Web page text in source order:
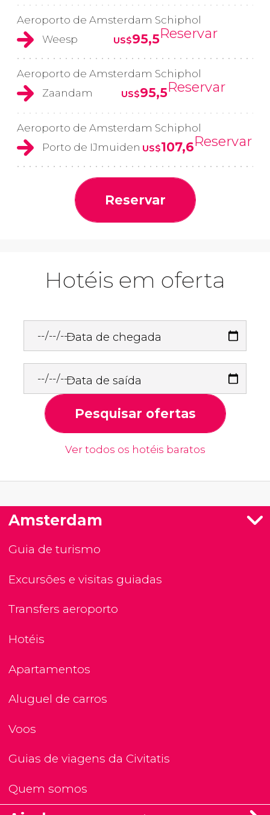
Aeroporto de Amsterdam Schiphol
Weesp
US$95,5Reservar
Aeroporto de Amsterdam Schiphol
Zaandam
US$95,5Reservar
Aeroporto de Amsterdam Schiphol
Porto de IJmuiden US$107,6Reservar
Reservar
Hotéis em oferta
Data de chegada
Data de saída
Pesquisar ofertas
Ver todos os hotéis baratos
Amsterdam
Guia de turismo
Excursões e visitas guiadas
Transfers aeroporto
Hotéis
Apartamentos
Aluguel de carros
Voos
Guias de viagens da Civitatis
Quem somos